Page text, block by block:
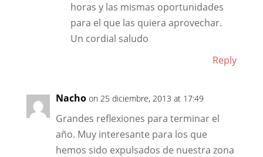
horas y las mismas oportunidades
para el que las quiera aprovechar.
Un cordial saludo
Reply
Nacho on 25 diciembre, 2013 at 17:49
Grandes reflexiones para terminar el
año. Muy interesante para los que
hemos sido expulsados de nuestra zona